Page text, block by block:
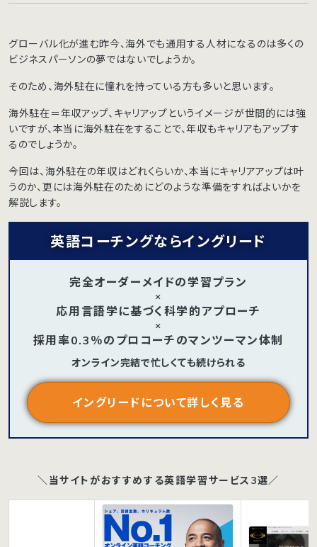
グローバル化が進む昨今、海外でも通用する人材になるのは多くの
ビジネスパーソンの夢ではないでしょうか。
そのため、海外駐在に憧れを持っている方も多いと思います。
海外駐在＝年収アップ、キャリアップというイメージが世間的には強
いですが、本当に海外駐在をすることで、年収もキャリアもアップす
るのでしょうか。
今回は、海外駐在の年収はどれくらいか、本当にキャリアアップは叶
うのか、更には海外駐在のためにどのような準備をすればよいかを
解説します。
英語コーチングならイングリード
完全オーダーメイドの学習プラン
×
応用言語学に基づく科学的アプローチ
×
採用率0.3％のプロコーチのマンツーマン体制
オンライン完結で忙しくても続けられる
イングリードについて詳しく見る
＼当サイトがおすすめする英語学習サービス3選／